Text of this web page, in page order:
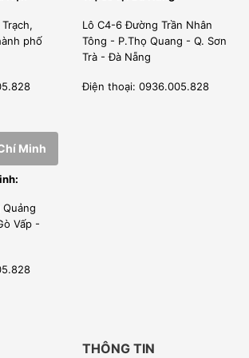
KHẨU TRỰC TIẾP CÓ XUẤT XỨ
MINH BẠCH
VỊ NHẬP KHẨU hàng hóa chính ngạch,
phân phối được nhà sản xuất cấp phép
tôi được đào tạo tại nhà sản xuất, được
kiện lắp đặt, bảo trì, bảo hành sản phẩm
phố
Lô C4-6 Đường Trần Nhân
Tông - P.Thọ Quang - Q. Sơn
Trà - Đà Nẵng
Điện thoại: 0936.005.828
Minh
Vấp -
THÔNG TIN